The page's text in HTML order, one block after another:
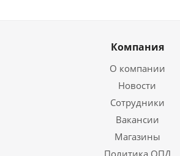
Компания
О компании
Новости
Сотрудники
Вакансии
Магазины
Политика ОПД